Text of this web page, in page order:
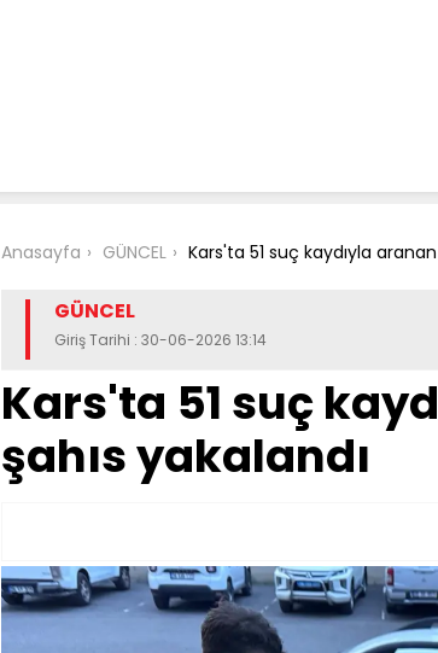
Anasayfa GÜNCEL Kars'ta 51 suç kaydıyla
GÜNCEL
Giriş Tarihi : 30-06-2026 13:14
Kars'ta 51 suç
şahıs yakalandı